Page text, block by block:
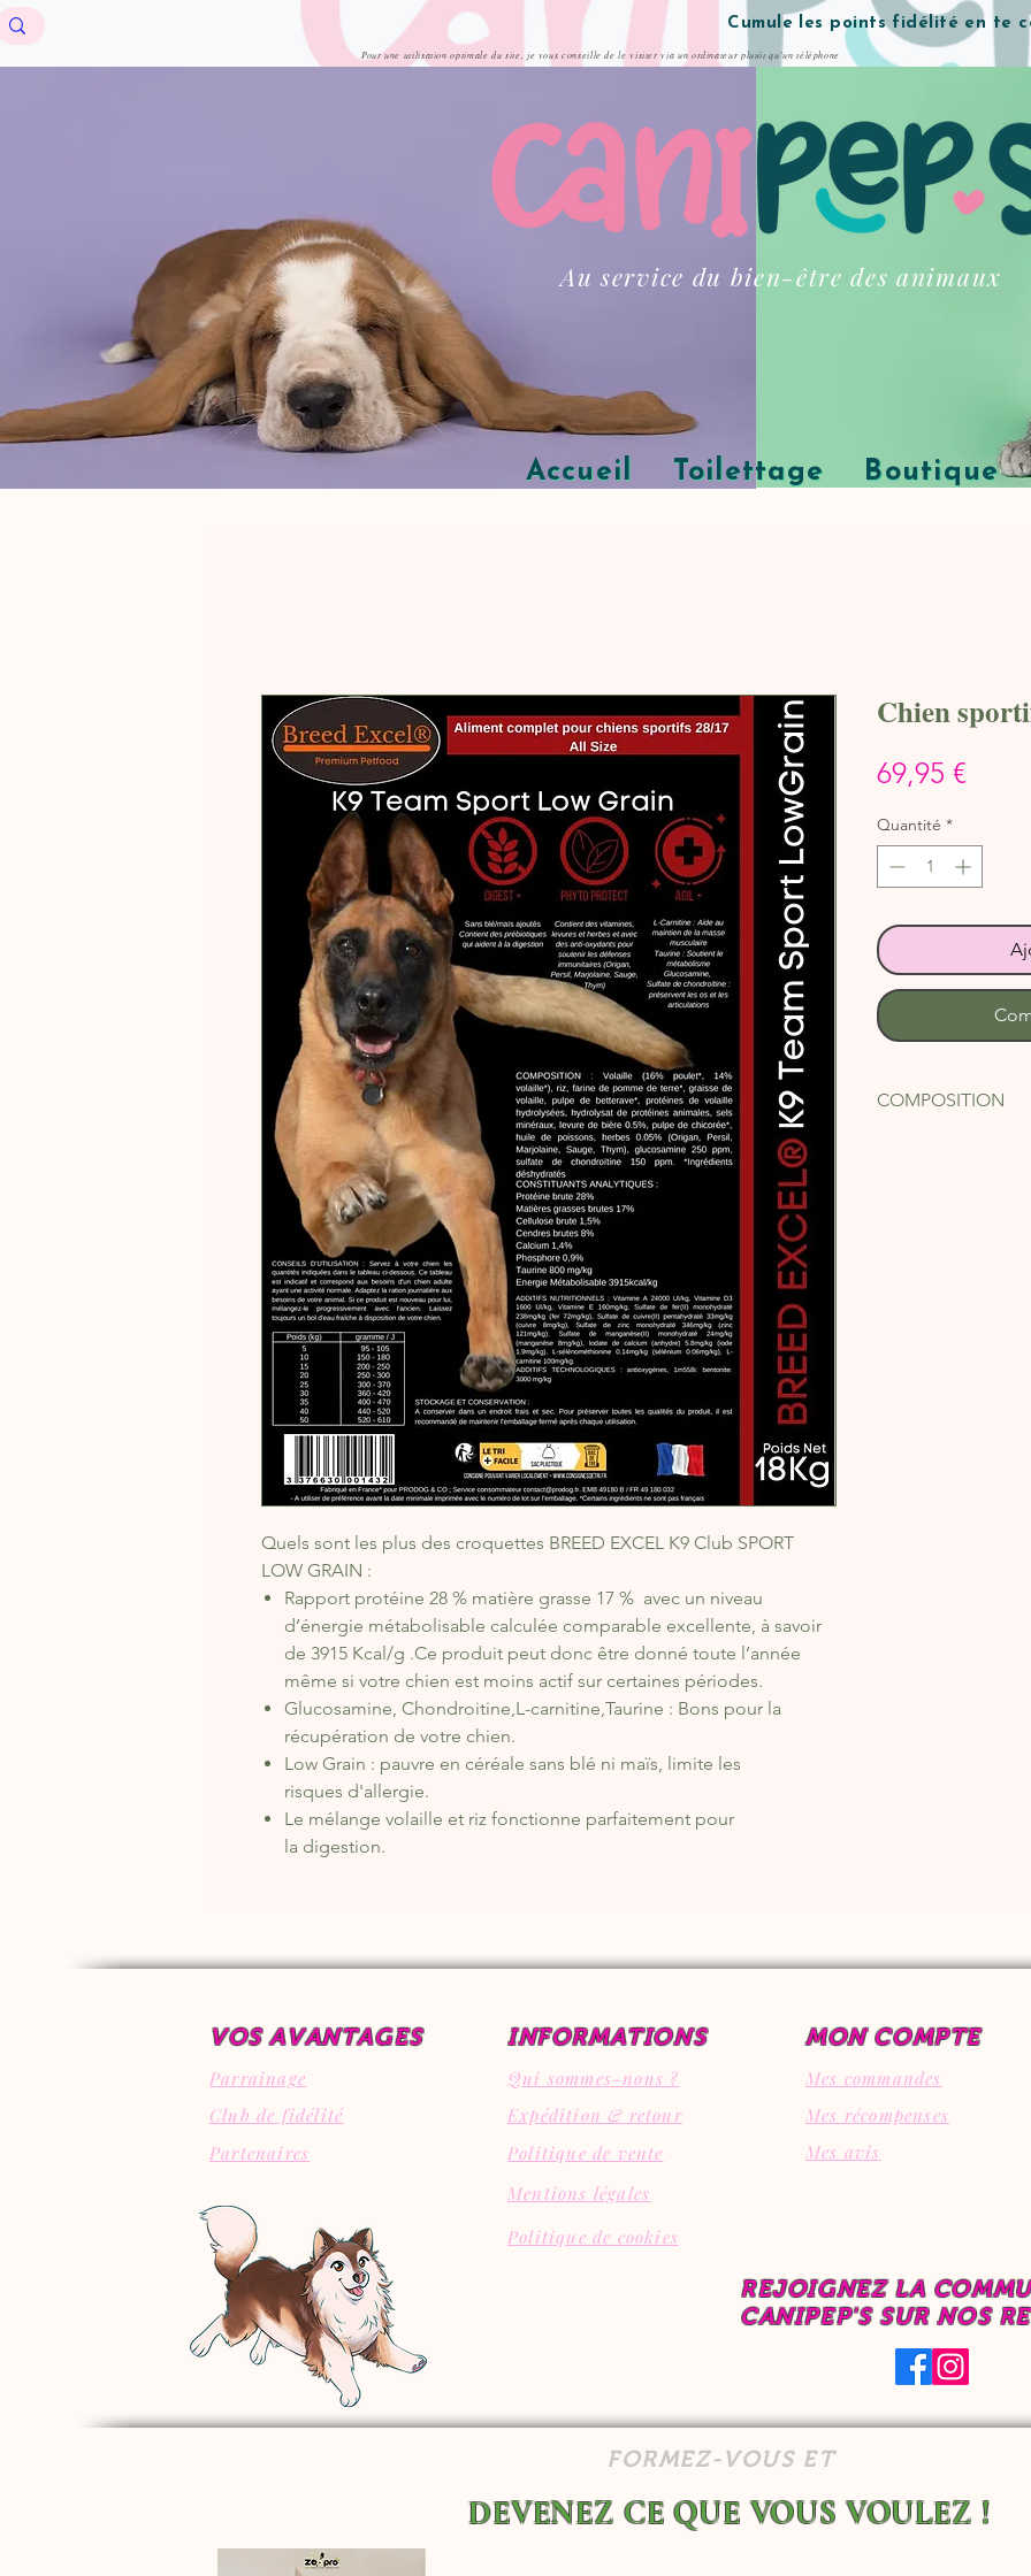
Cumule les points fidélité en te
Pour une utilisation optimale du site, je vous conseille de le visiter via un ordinateur plutôt qu'un téléphone
Au service du bien-être des animaux
Accueil Toilettage Boutique
Quels sont les plus des croquettes BREED EXCEL K9 Club SPORT
LOW GRAIN :
Rapport protéine 28 % matière grasse 17 % avec un niveau
d’énergie métabolisable calculée comparable excellente, à savoir
de 3915 Kcal/g .Ce produit peut donc être donné toute l’année
même si votre chien est moins actif sur certaines périodes.
Glucosamine, Chondroitine,L-carnitine,Taurine : Bons pour la
récupération de votre chien.
Low Grain : pauvre en céréale sans blé ni maïs, limite les
risques d'allergie.
Le mélange volaille et riz fonctionne parfaitement pour
la digestion.
Chien
69,95 €
Quantité *
COMPOSITION
VOS AVANTAGES INFORMATIONS MON COMPTE
Club de fidélité
Parrainage Qui sommes-nous ?
Mes commandes
Expédition & retour
Politique de vente
Mes récompenses
Mes avis
Mentions légales
Partenaires
Politique de cookies
REJOIGNEZ LA
CANIPEP'S SUR NOS
FORMEZ-VOUS ET
DEVENEZ CE QUE VOUS VOULEZ !